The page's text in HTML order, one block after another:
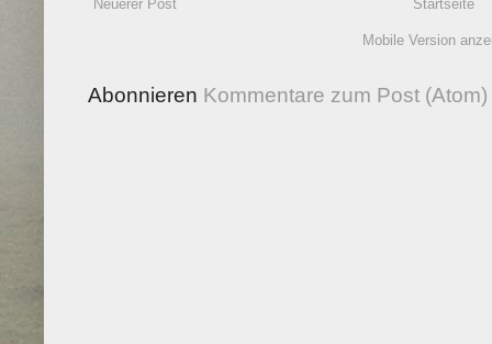
Neuerer Post Startseite
Mobile Version
Abonnieren Kommentare zum Post (Atom)